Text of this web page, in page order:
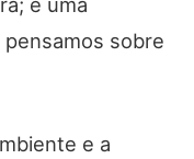
sobre
e a